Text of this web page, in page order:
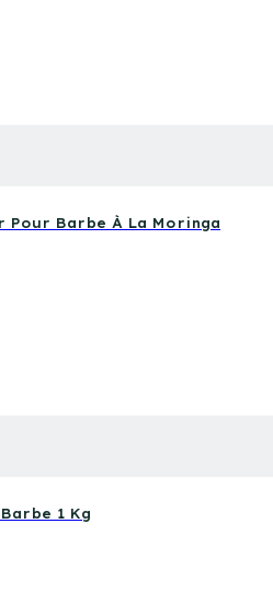
Pour Barbe À La Moringa
1 Kg